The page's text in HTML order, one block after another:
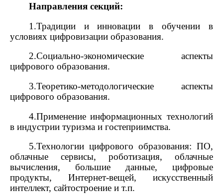
Направления секций:
1.Традиции и инновации в обучении в
условиях цифровизации образования.
2.Социально-экономические аспекты
цифрового образования.
3.Теоретико-методологические аспекты
цифрового образования.
4.Применение информационных технологий
в индустрии туризма и гостеприимства.
5.Технологии цифрового образования: ПО,
облачные сервисы, роботизация, облачные
вычисления, большие данные, цифровые
продукты, Интернет-вещей, искусственный
интеллект, сайтостроение и т.п.